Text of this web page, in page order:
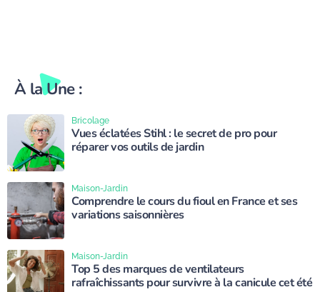
À la Une :
Vues éclatées Stihl : le secret de pro pour
réparer vos outils de jardin
Bricolage
Comprendre le cours du fioul en France et ses
variations saisonnières
Maison-Jardin
Top 5 des marques de ventilateurs
rafraîchissants pour survivre à la canicule cet été
Maison-Jardin